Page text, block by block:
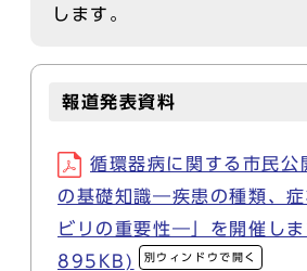
します。
報道発表資料
循環器病に関する市民公
の基礎知識―疾患の種類、症
ビリの重要性―」を開催し
895KB)
別ウィンドウで開く